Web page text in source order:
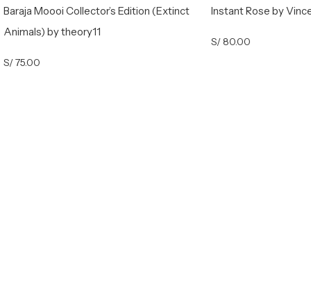
Baraja Moooi Collector’s Edition (Extinct
Animals) by theory11
S/75.00
Instant Rose by
S/80.00